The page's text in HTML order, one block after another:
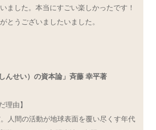
ました。本当にすごい楽しかったです！
とうございましたいました。
んせい）の資本論」斉藤 幸平著
理由】
人間の活動が地球表面を覆い尽くす年代